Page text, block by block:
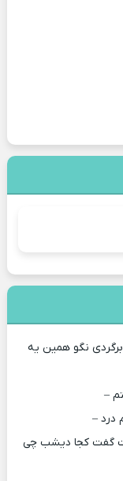
نگو همین یه
–
درد –
گفت کجا دیشب چی